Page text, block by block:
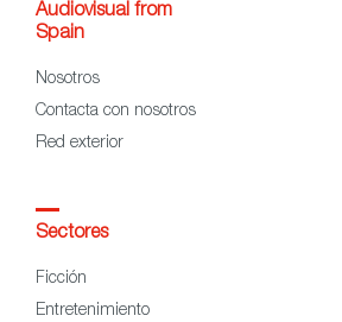
Audiovisual from
Spain
Nosotros
Contacta con nosotros
Red exterior
Sectores
Ficción
Entretenimiento